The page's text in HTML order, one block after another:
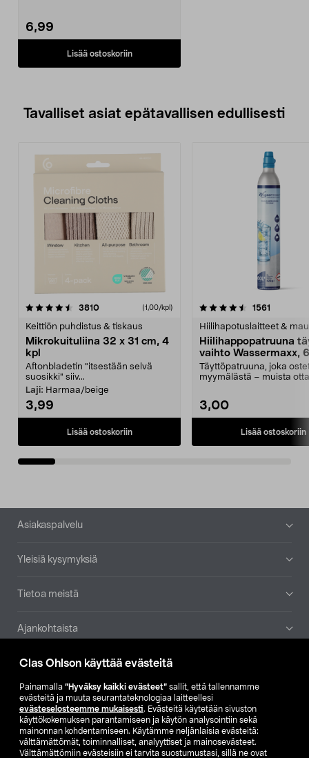
Clas Ohlson käyttää evästeitä
Painamalla ”Hyväksy kaikki evästeet” sallit, että tallennamme
evästeitä ja muuta seurantateknologiaa laitteellesi
evästeselosteemme mukaisesti. Evästeitä käytetään sivuston
käyttökokemuksen parantamiseen ja käytön analysointiin sekä
mainonnan kohdentamiseen. Käytämme neljänlaisia evästeitä:
välttämättömät, toiminnalliset, analyyttiset ja mainosevästeet.
Välttämättömiin evästeisiin ei tarvita suostumustasi, sillä ne ovat
6,99
Lisää ostoskoriin
Tavalliset asiat epätavallisen edullisesti
3810arvostelut (1,00/kpl)
Keittiön puhdistus & tiskaus
Mikrokuituliina 32 x 31 cm, 4
kpl
Aftonbladetin "itsestään selvä
suosikki" siiv...
Laji: Harmaa/beige
3,99
Lisää ostoskoriin
4.5viidestä
1561
Hiilihapotuslaitteet &
Hiilihappopatruuna
vaihto Wassermaxx,
Täyttöpatruuna, joka
myymälästä – muista
3,00
Lisää ostoskoriin
4.5viidestä
Alatunniste
Asiakaspalvelu
Yleisiä kysymyksiä
Tietoa meistä
Ajankohtaista
Muut yrityksemme
Etsi myymälä
SE NO FI
FI SV